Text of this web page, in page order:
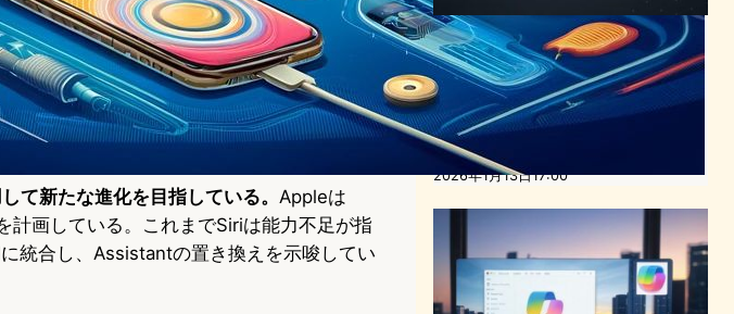
て新たな進化を目指している。 Appleは
計画している。これまでSiriは能力不足が指
統合し、Assistantの置き換えを示唆してい
Apple、GoogleのGemini採
用でSiri刷新 1.2兆パラメー
タモデルで2026年後半リリ
ース
AI（人工知能）ニュース
Apple Google
2026年1月13日17:00